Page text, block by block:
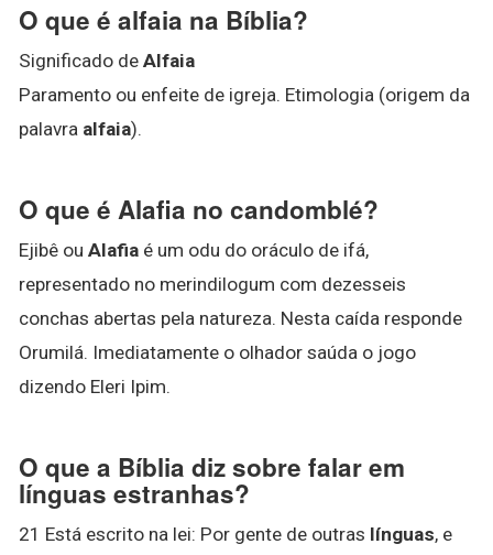
O que é alfaia na Bíblia?
Significado de Alfaia
Paramento ou enfeite de igreja. Etimologia (origem da
palavra alfaia).
O que é Alafia no candomblé?
Ejibê ou Alafia é um odu do oráculo de ifá,
representado no merindilogum com dezesseis
conchas abertas pela natureza. Nesta caída responde
Orumilá. Imediatamente o olhador saúda o jogo
dizendo Eleri Ipim.
O que a Bíblia diz sobre falar em
línguas estranhas?
21 Está escrito na lei: Por gente de outras línguas, e